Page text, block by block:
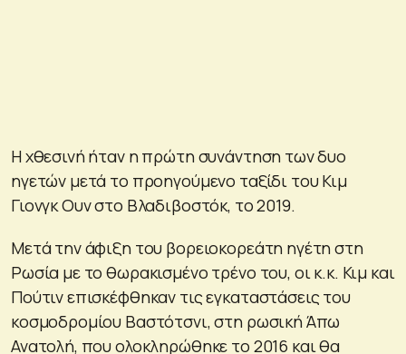
Η χθεσινή ήταν η πρώτη συνάντηση των δυο
ηγετών μετά το προηγούμενο ταξίδι του Κιμ
Γιονγκ Ουν στο Βλαδιβοστόκ, το 2019.
Μετά την άφιξη του βορειοκορεάτη ηγέτη στη
Ρωσία με το θωρακισμένο τρένο του, οι κ.κ. Κιμ και
Πούτιν επισκέφθηκαν τις εγκαταστάσεις του
κοσμοδρομίου Βαστότσνι, στη ρωσική Άπω
Ανατολή, που ολοκληρώθηκε το 2016 και θα